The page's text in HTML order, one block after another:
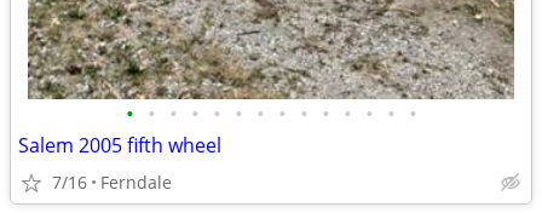
• • • • • • • • • • • • • •
Salem 2005 fifth wheel
7/16 Ferndale